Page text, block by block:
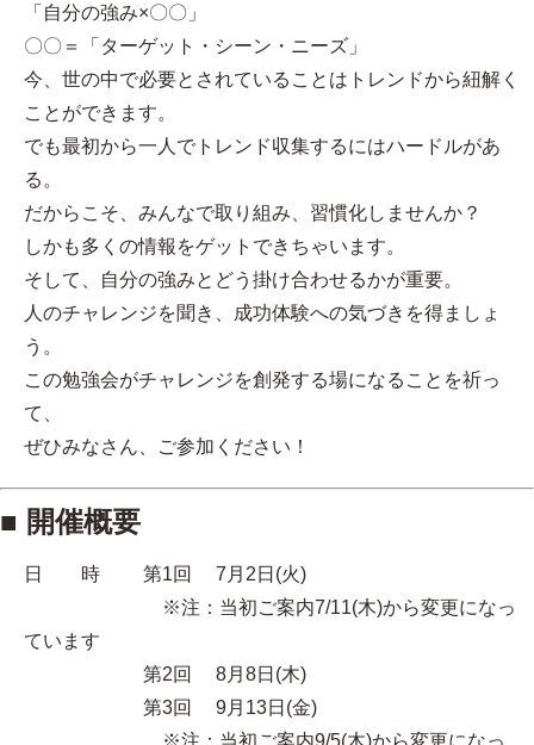
「自分の強み×〇〇」
〇〇＝「ターゲット・シーン・ニーズ」
今、世の中で必要とされていることはトレンドから紐解く
ことができます。
でも最初から一人でトレンド収集するにはハードルがあ
る。
だからこそ、みんなで取り組み、習慣化しませんか？
しかも多くの情報をゲットできちゃいます。
そして、自分の強みとどう掛け合わせるかが重要。
人のチャレンジを聞き、成功体験への気づきを得ましょ
う。
この勉強会がチャレンジを創発する場になることを祈っ
て、
ぜひみなさん、ご参加ください！
■ 開催概要
日 時 第1回 7月2日(火)
※注：当初ご案内7/11(木)から変更になっ
ています
第2回 8月8日(木)
第3回 9月13日(金)
※注：当初ご案内9/5(木)から変更になっ